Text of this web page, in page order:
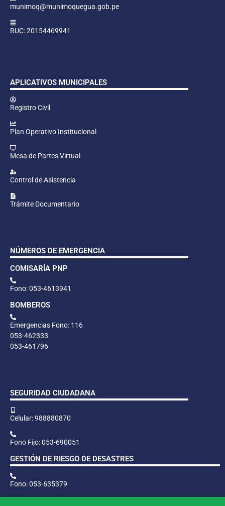
munimoq@munimoquegua.gob.pe
RUC: 20154469941
APLICATIVOS MUNICIPALES
Registro Civil
Plan Operativo Institucional
Mesa de Partes Virtual
Control de Asistencia
Trámite Documentario
NÚMEROS DE EMERGENCIA
COMISARÍA PNP
Fono: 053-4613941
BOMBEROS
Emergencias Fono: 116
053-462333
053-461796
SEGURIDAD CIUDADANA
Celular: 988880870
Fono Fijo: 053-690051
GESTIÓN DE RIESGO DE DESASTRES
Fono: 053-635379